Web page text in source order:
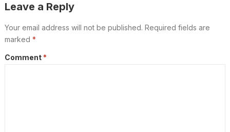
Leave a Reply
Your email address will not be published. Required fields are
marked *
Comment *